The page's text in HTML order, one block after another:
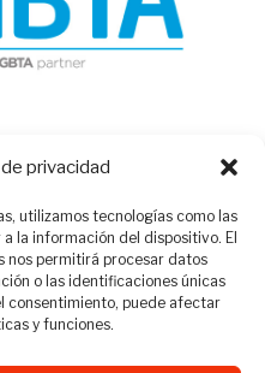
privacidad
utilizamos tecnologías como las
la información del dispositivo. El
nos permitirá procesar datos
o las identificaciones únicas
consentimiento, puede afectar
y funciones.